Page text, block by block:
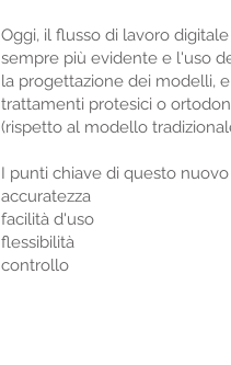
Oggi, il flusso di lavoro
sempre più evidente e l'uso
la progettazione dei modelli,
trattamenti protesici o
(rispetto al modello
I punti chiave di questo
accuratezza
facilità d'uso
flessibilità
controllo